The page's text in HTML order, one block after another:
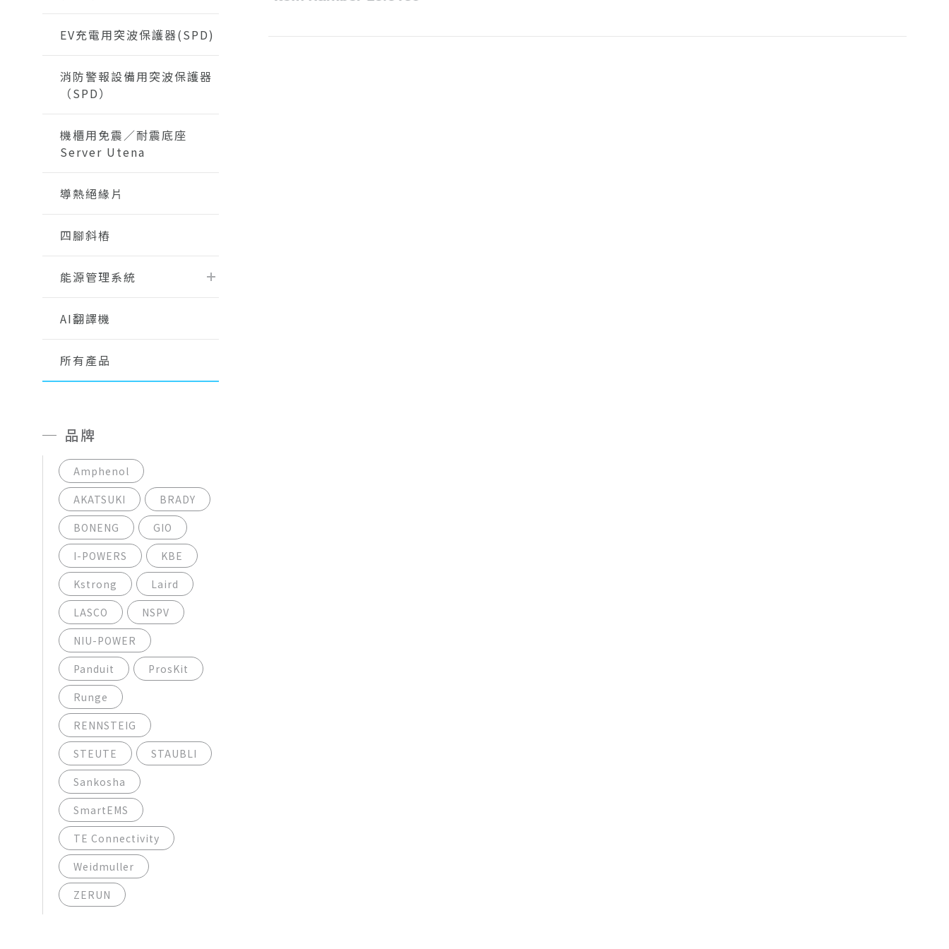
EV充電用突波保護器(SPD)
消防警報設備用突波保護器
（SPD）
機櫃用免震／耐震底座
Server Utena
導熱絕緣片
四腳斜樁
能源管理系統
AI翻譯機
所有產品
品牌
Amphenol
AKATSUKI
BRADY
BONENG
GIO
I-POWERS
KBE
Kstrong
Laird
LASCO
NSPV
NIU-POWER
Panduit
ProsKit
Runge
RENNSTEIG
STEUTE
STAUBLI
Sankosha
SmartEMS
TE Connectivity
Weidmuller
ZERUN